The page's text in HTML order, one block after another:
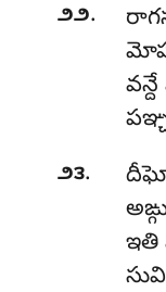
౨౨.
౨౩.
దీఘో